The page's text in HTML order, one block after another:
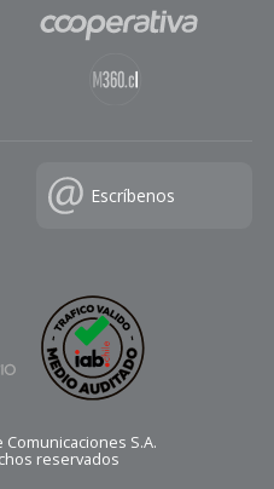
Escríbenos
S.A.
reservados